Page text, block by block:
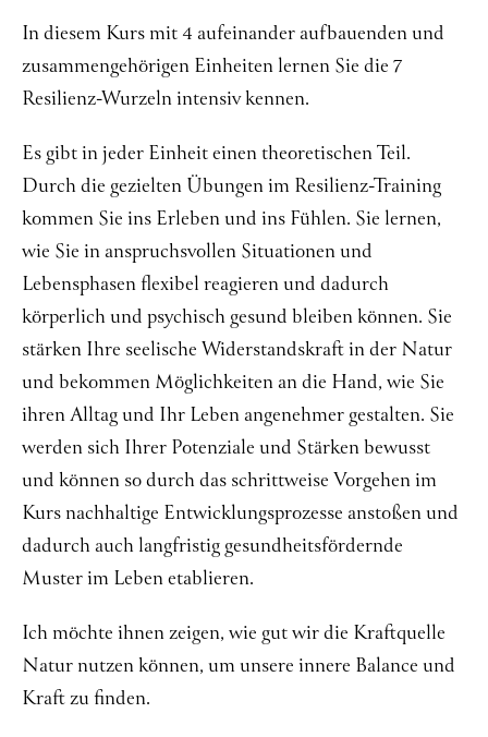
Über mich
Kontakt
In diesem Kurs mit 4 aufeinander aufbauenden und
zusammengehörigen Einheiten lernen Sie die 7
Resilienz-Wurzeln intensiv kennen.
Es gibt in jeder Einheit einen theoretischen Teil.
Durch die gezielten Übungen im Resilienz-Training
kommen Sie ins Erleben und ins Fühlen. Sie lernen,
wie Sie in anspruchsvollen Situationen und
Lebensphasen flexibel reagieren und dadurch
körperlich und psychisch gesund bleiben können. Sie
stärken Ihre seelische Widerstandskraft in der Natur
und bekommen Möglichkeiten an die Hand, wie Sie
ihren Alltag und Ihr Leben angenehmer gestalten. Sie
werden sich Ihrer Potenziale und Stärken bewusst
und können so durch das schrittweise Vorgehen im
Kurs nachhaltige Entwicklungsprozesse anstoßen und
dadurch auch langfristig gesundheitsfördernde
Muster im Leben etablieren.
Ich möchte ihnen zeigen, wie gut wir die Kraftquelle
Natur nutzen können, um unsere innere Balance und
Kraft zu finden.